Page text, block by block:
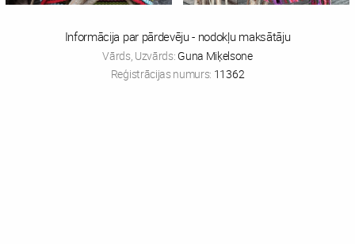
Informācija par pārdevēju - nodokļu maksātāju
Vārds, Uzvārds: Guna Miķelsone
Reģistrācijas numurs: 11362